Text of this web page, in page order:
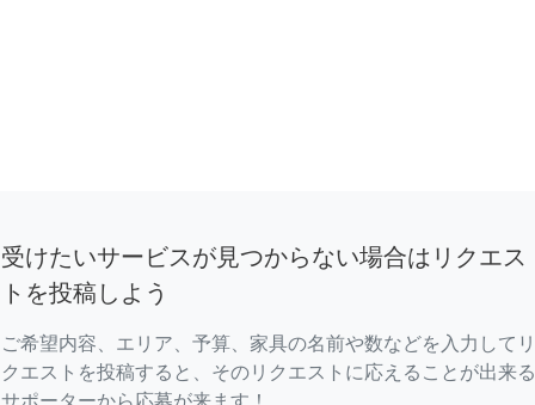
受けたいサービスが見つからない場合はリクエス
トを投稿しよう
ご希望内容、エリア、予算、家具の名前や数などを入力してリ
クエストを投稿すると、そのリクエストに応えることが出来る
サポーターから応募が来ます！